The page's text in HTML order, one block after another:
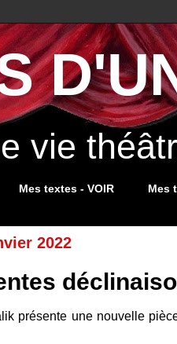
vie
Mes textes - VOIR Mes
2022
présente une nouvelle